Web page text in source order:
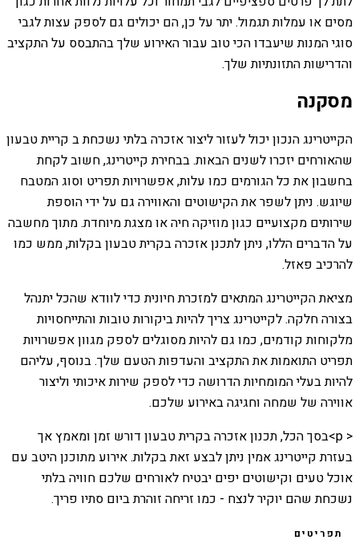
מסים או עמלות תגמול. יתר על כן, הם יכולים גם לספק עצות לגבי
סוגי המנות שיעבדו הכי טוב עבור האירוע שלך בהתבסס על התקציב
והדרישות התזונתיות שלך.
מסקנה
הקייטרינג הנכון יכול לעזור ליצור אזכרה בלתי נשכחת ב קריית טבעון
שהאורחים יזכרו לשנים הבאות. בבחירת קייטרינג, חשוב לקחת
בחשבון את כל הגורמים כמו עלות, אפשרויות תפריט וסוג המטבח
שיוגש. ניתן לשפר את הקישוטים והאווירה גם על ידי הוספת
שירותים מקצועיים כגון מוזיקה חיה או מצגת מיוחדת. מתוך מחשבה
על הדברים הללו, ניתן לתכנן אזכרה בקרית טבעון בקלות, ממש כמו
להרכיב פאזל.
מציאת הקייטרינג המתאים למזכרת חיונית כדי לוודא שהכל יתנהל
בצורה חלקה. לקייטרינג צריך להיות ביקורות טובות והתייחסויות
מלקוחות קודמים, כמו גם להיות מסוגלים לספק מגוון אפשרויות
תפריט התואמות את התקציב והעדפות הטעם שלך. בנוסף, עליהם
להיות בעלי המומחיות הדרושה כדי לספק שירות איכותי וליצור
אווירה של שמחה וחגיגה באירוע שלכם.
< p>בסך הכל, תכנון אזכרה בקרית טבעון דורש זמן ומאמץ אך
בעזרת קייטרינג אמין ניתן לבצע זאת בקלות. אירוע מתוכנן היטב עם
אוכל טעים וקישוטים יפים יבטיח לאורחים שלכם חוויה בלתי
נשכחת שהם יוקיר לנצח - כמו זריחה זוהרת ביום סתיו פריך.
תפריטים